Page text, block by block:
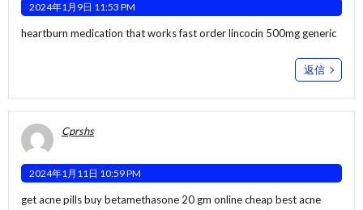
2024年1月9日 11:53 PM
heartburn medication that works fastorder lincocin 500mg generic
返信
Cprshs
2024年1月11日 10:59 PM
get acne pillsbuy betamethasone 20 gm online cheap best acne